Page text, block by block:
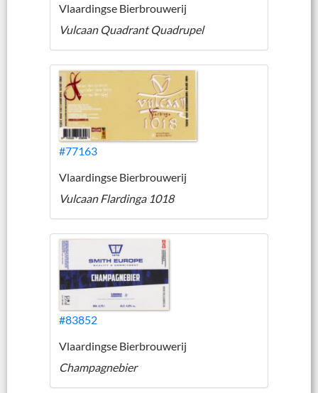
Vlaardingse Bierbrouwerij
Vulcaan Quadrant Quadrupel
#77163
Vlaardingse Bierbrouwerij
Vulcaan Flardinga 1018
#83852
Vlaardingse Bierbrouwerij
Champagnebier